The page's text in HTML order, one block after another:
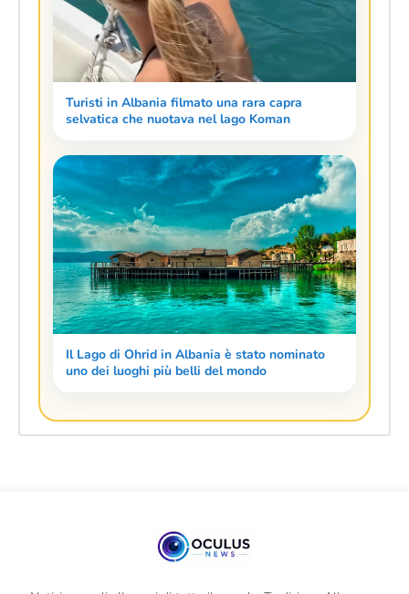
Turisti in Albania filmato una rara capra
selvatica che nuotava nel lago Koman
Il Lago di Ohrid in Albania è stato nominato
uno dei luoghi più belli del mondo